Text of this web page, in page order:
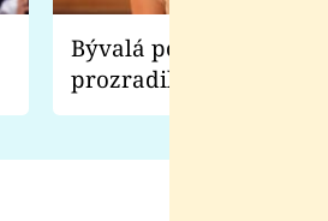
Bývalá pornoherečka
prozradila, co ji
natáčení Euforie.